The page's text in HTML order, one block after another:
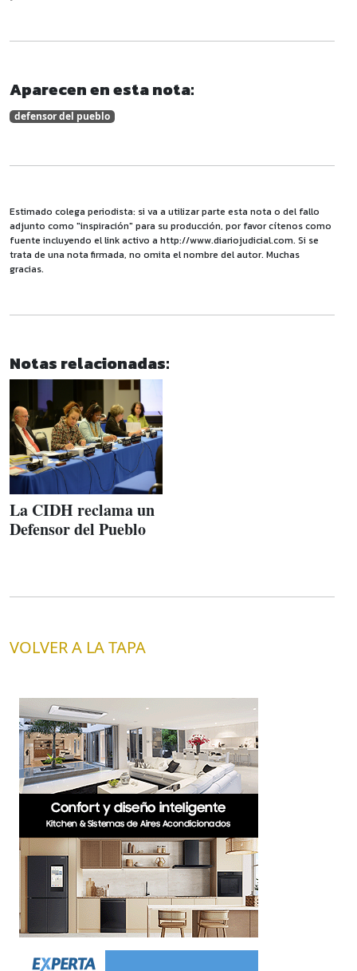
Aparecen en esta nota:
defensor del pueblo
Estimado colega periodista: si va a utilizar parte esta nota o del fallo
adjunto como "inspiración" para su producción, por favor cítenos como
fuente incluyendo el link activo a http://www.diariojudicial.com. Si se
trata de una nota firmada, no omita el nombre del autor. Muchas
gracias.
Notas relacionadas:
La CIDH reclama un
Defensor del Pueblo
VOLVER A LA TAPA